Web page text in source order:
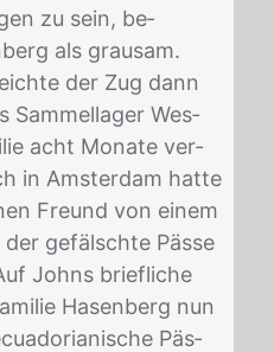
zu sein, be­
als grau­sam.
der Zug dann
Sam­mel­la­ger Wes­
acht Mo­na­te ver­
in Ams­ter­dam hat­te
Freund von ei­nem
ge­fälsch­te Päs­se
Johns brief­li­che
Ha­sen­berg nun
Päs­